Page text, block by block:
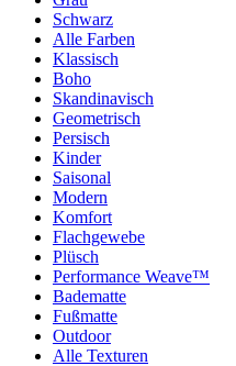
Schwarz
Alle Farben
Klassisch
Boho
Skandinavisch
Geometrisch
Persisch
Kinder
Saisonal
Modern
Komfort
Flachgewebe
Plüsch
Performance Weave™
Badematte
Fußmatte
Outdoor
Alle Texturen